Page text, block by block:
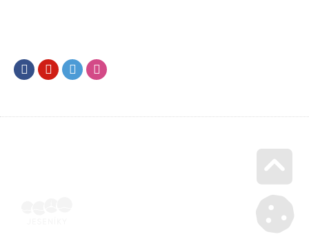
FacebookYoutubeTwitter
Go